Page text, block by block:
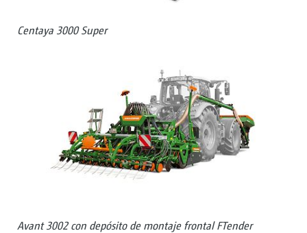
Centaya 3000 Super
Avant 3002 con depósito de montaje frontal FTender